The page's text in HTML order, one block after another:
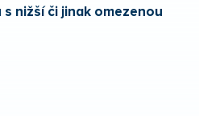
nižší či jinak omezenou